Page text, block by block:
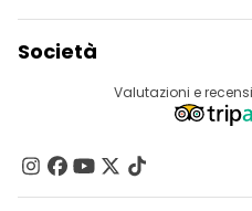
Accesso Del Fornitore
Programma Di Affiliazione
Società
Destinazioni
Contattaci
Gruppi
Valutazioni e